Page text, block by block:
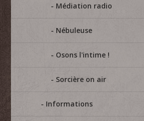
Médiation radio
Nébuleuse
Osons l'intime !
Sorcière on air
Informations